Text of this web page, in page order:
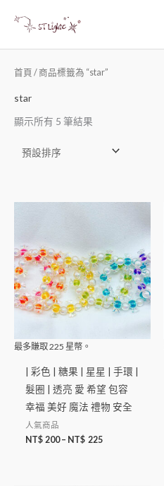
首頁 / 商品標籤為 “star”
star
顯示所有 5 筆結果
最多賺取225 星幣。
| 彩色 | 糖果 | 星星 | 手環 |
髮圈 | 透亮 愛 希望 包容
幸福 美好 魔法 禮物 安全
人氣商品
NT$ 200– NT$ 225